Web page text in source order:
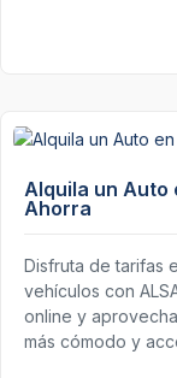
Alquila un Auto
Ahorra
Disfruta de tarifas
vehículos con
online y
más cómodo y